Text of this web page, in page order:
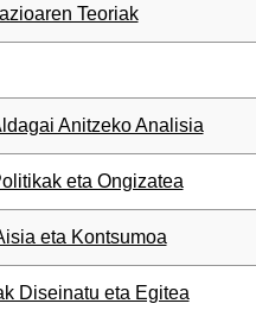
Teoriak
Anitzeko Analisia
eta Ongizatea
eta Kontsumoa
Diseinatu eta Egitea